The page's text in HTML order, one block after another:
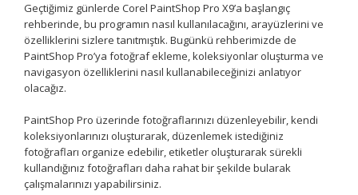
Geçtiğimiz günlerde Corel PaintShop Pro X9’a başlangıç
rehberinde, bu programın nasıl kullanılacağını, arayüzlerini ve
özelliklerini sizlere tanıtmıştık. Bugünkü rehberimizde de
PaintShop Pro’ya fotoğraf ekleme, koleksiyonlar oluşturma ve
navigasyon özelliklerini nasıl kullanabileceğinizi anlatıyor
olacağız.
PaintShop Pro üzerinde fotoğraflarınızı düzenleyebilir, kendi
koleksiyonlarınızı oluşturarak, düzenlemek istediğiniz
fotoğrafları organize edebilir, etiketler oluşturarak sürekli
kullandığınız fotoğrafları daha rahat bir şekilde bularak
çalışmalarınızı yapabilirsiniz.